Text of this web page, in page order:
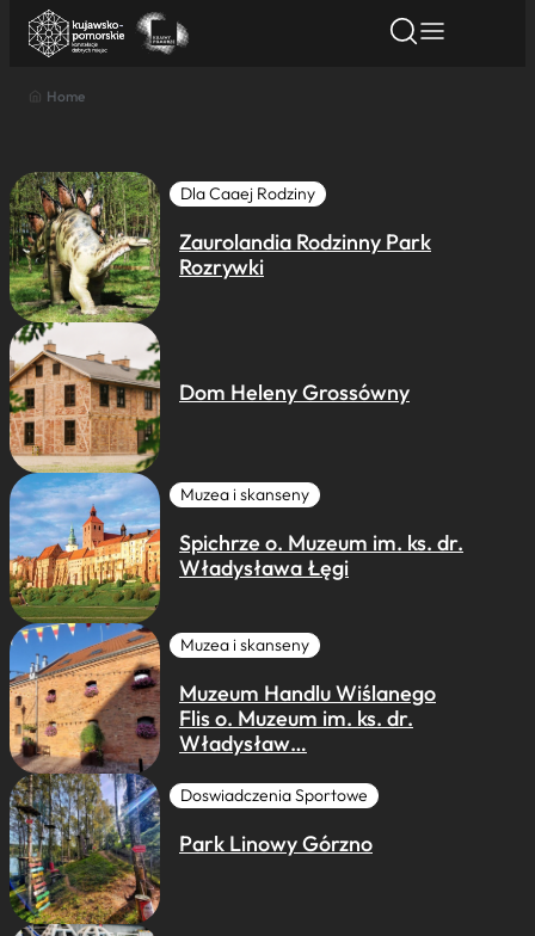
Nazwa atrakcji
Miasto
Kategoria
Home
Dla Caaej Rodziny
Zaurolandia Rodzinny Park
Rozrywki
Dom Heleny Grossówny
Muzea i skanseny
Spichrze o. Muzeum im. ks. dr.
Władysława Łęgi
Muzea i skanseny
Muzeum Handlu Wiślanego
Flis o. Muzeum im. ks. dr.
Władysław…
Doswiadczenia Sportowe
Park Linowy Górzno